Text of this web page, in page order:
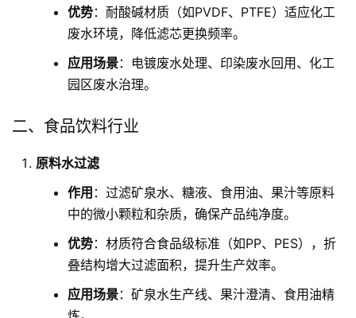
优势：耐酸碱材质（如PVDF、PTFE）适应化工
废水环境，降低滤芯更换频率。
应用场景：电镀废水处理、印染废水回用、化工
园区废水治理。
二、食品饮料行业
原料水过滤
作用 ：过滤矿泉水、糖液、食用油、果汁等原料
中的微小颗粒和杂质，确保产品纯净度。
优势：材质符合食品级标准（如PP、PES），折
叠结构增大过滤面积，提升生产效率。
应用场景：矿泉水生产线、果汁澄清、食用油精